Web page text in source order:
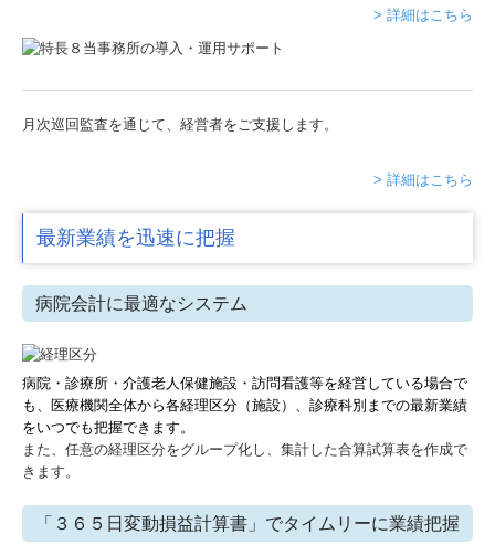
> 詳細はこちら
月次巡回監査を通じて、経営者をご支援します。
> 詳細はこちら
最新業績を迅速に把握
病院会計に最適なシステム
病院・診療所・介護老人保健施設・訪問看護等を経営している場合で
も、医療機関全体から各経理区分（施設）、診療科別までの最新業績
をいつでも把握できます。
また、任意の経理区分をグループ化し、集計した合算試算表を作成で
きます。
「３６５日変動損益計算書」でタイムリーに業績把握